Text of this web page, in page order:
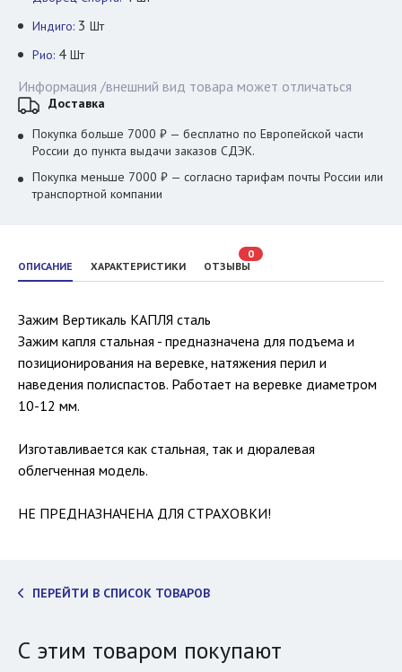
ОПИСАНИЕ ХАРАКТЕРИСТИКИ ОТЗЫВЫ
0
Зажим Вертикаль КАПЛЯ сталь
Зажим капля стальная - предназначена для подъема и
позиционирования на веревке, натяжения перил и
наведения полиспастов. Работает на веревке диаметром
10-12 мм.
Изготавливается как стальная, так и дюралевая
облегченная модель.
НЕ ПРЕДНАЗНАЧЕНА ДЛЯ СТРАХОВКИ!
ПЕРЕЙТИ В СПИСОК ТОВАРОВ
Индиго: 3 Шт
Рио: 4 Шт
Информация /внешний вид товара может отличаться
Доставка
Покупка больше 7000 ₽ — бесплатно по Европейской части
России до пункта выдачи заказов СДЭК.
Покупка меньше 7000 ₽ — согласно тарифам почты России или
транспортной компании
С этим товаром покупают